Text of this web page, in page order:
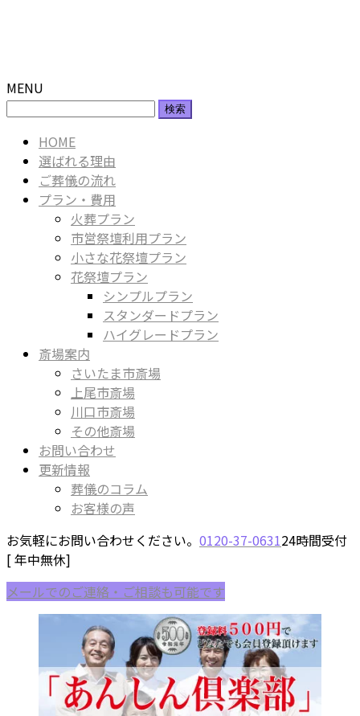
MENU
検
HOME
選ばれる理由
ご葬儀の流れ
プラン・費用
火葬プラン
市営祭壇利用プラン
小さな花祭壇プラン
花祭壇プラン
シンプルプラン
スタンダードプラン
ハイグレードプラン
斎場案内
さいたま市斎場
上尾市斎場
川口市斎場
その他斎場
お問い合わせ
更新情報
葬儀のコラム
お客様の声
お気軽にお問い合わせください。 0120-37-063124時間受付
[ 年中無休]
メールでのご連絡・ご相談も可能です